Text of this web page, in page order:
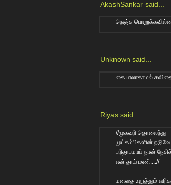
AkashSankar said...
நெஞ்சு
Unknown said...
கையாலாகாமல்
Riyas said...
//முகவரி தொலைந்து
முட்கம்பிகளின் நடுவே
பரிதாபமாய் நான்
என் தாய் மண்....//
மனதை உறுத்தும்